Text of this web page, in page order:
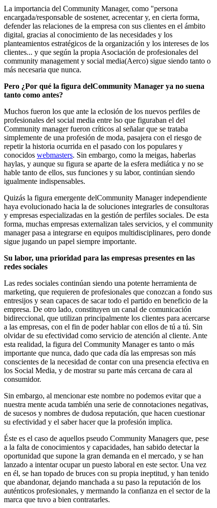
La importancia del Community Manager, como "persona
encargada/responsable de sostener, acrecentar y, en cierta forma,
defender las relaciones de la empresa con sus clientes en el ámbito
digital, gracias al conocimiento de las necesidades y los
planteamientos estratégicos de la organización y los intereses de los
clientes... y que según la propia Asociación de profesionales del
community management y social media(Aerco) sigue siendo tanto o
más necesaria que nunca.
Pero ¿Por qué la figura delCommunity Manager ya no suena
tanto como antes?
Muchos fueron los que ante la eclosión de los nuevos perfiles de
profesionales del social media entre lso que figuraban el del
Community manager fueron críticos al señalar que se trataba
simplemente de una profesión de moda, pasajera con el riesgo de
repetir la historia ocurrida en el pasado con los populares y
conocidos webmasters. Sin embargo, como la meigas, haberlas
haylas, y aunque su figura se aparte de la esfera mediática y no se
hable tanto de ellos, sus funciones y su labor, continúan siendo
igualmente indispensables.
Quizás la figura emergente delCommunity Manager independiente
haya evolucionado hacia la de soluciones integrarles de consultoras
y empresas especializadas en la gestión de perfiles sociales. De esta
forma, muchas empresas externalizan tales servicios, y el community
manager pasa a integrarse en equipos multidisciplinares, pero donde
sigue jugando un papel siempre importante.
Su labor, una prioridad para las empresas presentes en las
redes sociales
Las redes sociales continúan siendo una potente herramienta de
marketing, que requieren de profesionales que conozcan a fondo sus
entresijos y sean capaces de sacar todo el partido en beneficio de la
empresa. De otro lado, constituyen un canal de comunicación
bidireccional, que utilizan principalmente los clientes para acercarse
a las empresas, con el fin de poder hablar con ellos de tú a tú. Sin
olvidar de su efectividad como servicio de atención al cliente. Ante
esta realidad, la figura del Community Manager es tanto o más
importante que nunca, dado que cada día las empresas son más
conscientes de la necesidad de contar con una presencia efectiva en
los Social Media, y de mostrar su parte más cercana de cara al
consumidor.
Sin embargo, al mencionar este nombre no podemos evitar que a
nuestra mente acuda también una serie de connotaciones negativas,
de sucesos y nombres de dudosa reputación, que hacen cuestionar
su efectividad y el saber hacer que la profesión implica.
Éste es el caso de aquellos pseudo Community Managers que, pese
a la falta de conocimientos y capacidades, han sabido detectar la
oportunidad que supone la gran demanda en el mercado, y se han
lanzado a intentar ocupar un puesto laboral en este sector. Una vez
en él, se han topado de bruces con su propia ineptitud, y han tenido
que abandonar, dejando manchada a su paso la reputación de los
auténticos profesionales, y mermando la confianza en el sector de la
marca que tuvo a bien contratarles.